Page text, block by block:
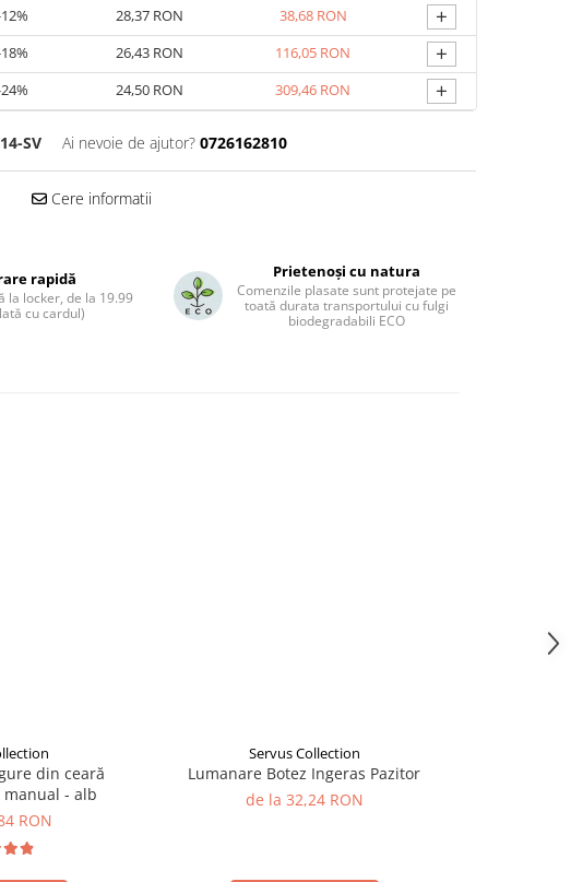
28,37 RON 38,68 RON +
26,43 RON 116,05 RON +
24,50 RON 309,46 RON +
SV Ai nevoie de ajutor? 0726162810
Cere informatii
rapidă
la locker, de la 19.99
cu cardul)
Prietenoși cu natura
Comenzile plasate sunt protejate pe
toată durata transportului cu fulgi
biodegradabili ECO
din ceară
- alb
RON
Servus Collection
Lumanare Botez Ingeras Pazitor
de la 32,24 RON